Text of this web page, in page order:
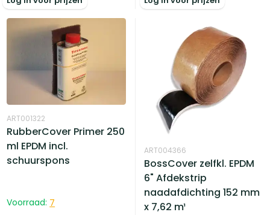
ART001322
RubberCover Primer 250
ml EPDM incl.
schuurspons
Voorraad: 7
ART004366
BossCover zelfkl. EPDM
6" Afdekstrip
naadafdichting 152 mm
x 7,62 m¹